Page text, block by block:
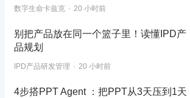
数字生命卡兹克 20 小时前
别把产品放在同一个篮子里！读懂IPD产
品规划
IPD产品研发管理 20 小时前
4步搭PPT Agent ：把PPT从3天压到1天